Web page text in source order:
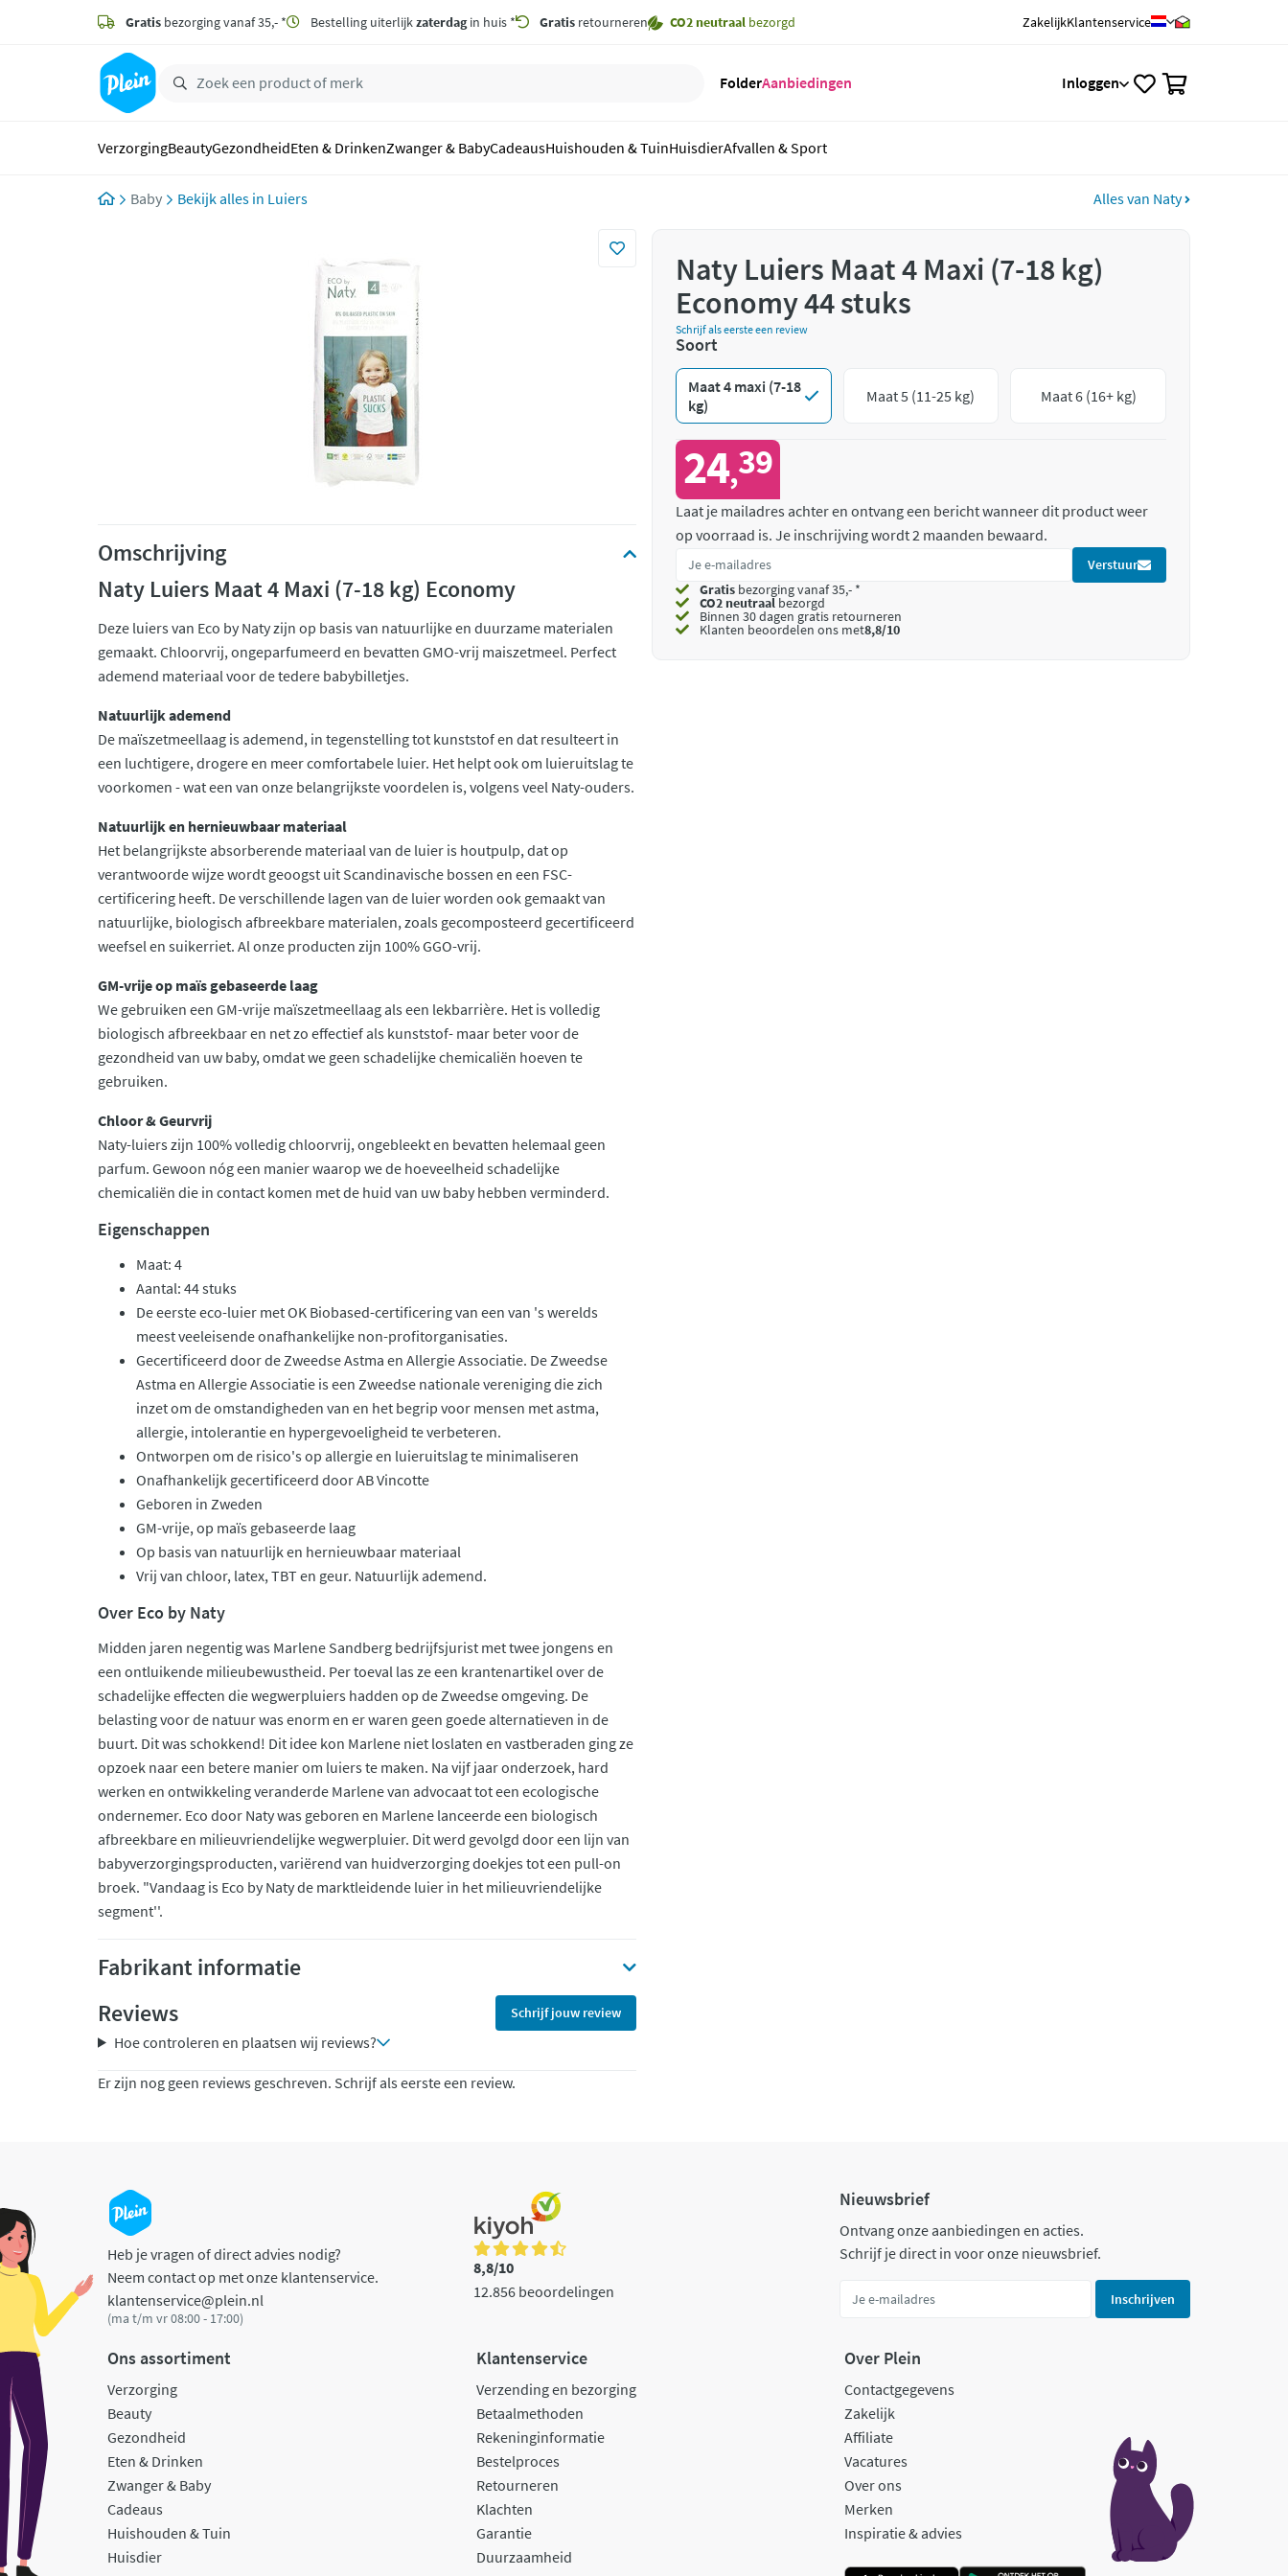
zoeken
hoofdinhoud
Gratis bezorging vanaf 35,- * Bestelling uiterlijkzaterdagin huis * Gratis retourneren CO2 neutraal bezorgd ZakelijkKlantenservice
FolderAanbiedingen Inloggen
VerzorgingBeautyGezondheidEten & DrinkenZwanger & BabyCadeausHuishouden & TuinHuisdierAfvallen & Sport
Baby Luiers Alles van Naty
Omschrijving
Naty Luiers Maat 4 Maxi (7-18 kg) Economy
Deze luiers van Eco by Naty zijn op basis van natuurlijke en duurzame materialen
gemaakt. Chloorvrij, ongeparfumeerd en bevatten GMO-vrij maiszetmeel. Perfect
ademend materiaal voor de tedere babybilletjes.
Natuurlijk ademend
De maïszetmeellaag is ademend, in tegenstelling tot kunststof en dat resulteert in
een luchtigere, drogere en meer comfortabele luier. Het helpt ook om luieruitslag te
voorkomen - wat een van onze belangrijkste voordelen is, volgens veel Naty-ouders.
Natuurlijk en hernieuwbaar materiaal
Het belangrijkste absorberende materiaal van de luier is houtpulp, dat op
verantwoorde wijze wordt geoogst uit Scandinavische bossen en een FSC-
certificering heeft. De verschillende lagen van de luier worden ook gemaakt van
natuurlijke, biologisch afbreekbare materialen, zoals gecomposteerd gecertificeerd
weefsel en suikerriet. Al onze producten zijn 100% GGO-vrij.
GM-vrije op maïs gebaseerde laag
We gebruiken een GM-vrije maïszetmeellaag als een lekbarrière. Het is volledig
biologisch afbreekbaar en net zo effectief als kunststof- maar beter voor de
gezondheid van uw baby, omdat we geen schadelijke chemicaliën hoeven te
gebruiken.
Chloor & Geurvrij
Naty-luiers zijn 100% volledig chloorvrij, ongebleekt en bevatten helemaal geen
parfum. Gewoon nóg een manier waarop we de hoeveelheid schadelijke
chemicaliën die in contact komen met de huid van uw baby hebben verminderd.
Eigenschappen
Maat: 4
Aantal: 44 stuks
De eerste eco-luier met OK Biobased-certificering van een van 's werelds
meest veeleisende onafhankelijke non-profitorganisaties.
Gecertificeerd door de Zweedse Astma en Allergie Associatie. De Zweedse
Astma en Allergie Associatie is een Zweedse nationale vereniging die zich
inzet om de omstandigheden van en het begrip voor mensen met astma,
allergie, intolerantie en hypergevoeligheid te verbeteren.
Ontworpen om de risico's op allergie en luieruitslag te minimaliseren
Onafhankelijk gecertificeerd door AB Vincotte
Geboren in Zweden
GM-vrije, op maïs gebaseerde laag
Op basis van natuurlijk en hernieuwbaar materiaal
Vrij van chloor, latex, TBT en geur. Natuurlijk ademend.
Over Eco by Naty
Midden jaren negentig was Marlene Sandberg bedrijfsjurist met twee jongens en
een ontluikende milieubewustheid. Per toeval las ze een krantenartikel over de
schadelijke effecten die wegwerpluiers hadden op de Zweedse omgeving. De
belasting voor de natuur was enorm en er waren geen goede alternatieven in de
buurt. Dit was schokkend! Dit idee kon Marlene niet loslaten en vastberaden ging ze
opzoek naar een betere manier om luiers te maken. Na vijf jaar onderzoek, hard
werken en ontwikkeling veranderde Marlene van advocaat tot een ecologische
ondernemer. Eco door Naty was geboren en Marlene lanceerde een biologisch
afbreekbare en milieuvriendelijke wegwerpluier. Dit werd gevolgd door een lijn van
babyverzorgingsproducten, variërend van huidverzorging doekjes tot een pull-on
broek. "Vandaag is Eco by Naty de marktleidende luier in het milieuvriendelijke
segment''.
Fabrikant informatie
Reviews
Schrijf jouw review
Hoe controleren en plaatsen wij reviews?
Er zijn nog geen reviews geschreven. Schrijf als eerste een review.
Naty Luiers Maat 4 Maxi (7-18 kg)
Economy 44 stuks
Schrijf als eerste een review
Soort
Maat 4 maxi (7-18
kg)
Maat 5 (11-25 kg) Maat 6 (16+ kg)
24,39
Laat je mailadres achter en ontvang een bericht wanneer dit product weer
op voorraad is. Je inschrijving wordt 2 maanden bewaard.
Verstuur
Gratis bezorging vanaf 35,- *
CO2 neutraalbezorgd
Binnen 30 dagen gratis retourneren
Klanten beoordelen ons met8,8/10
Heb je vragen of direct advies nodig?
Neem contact op met onze klantenservice.
klantenservice@plein.nl
(ma t/m vr 08:00 - 17:00)
8,8/10
12.856 beoordelingen
Nieuwsbrief
Ontvang onze aanbiedingen en acties.
Schrijf je direct in voor onze nieuwsbrief.
Inschrijven
Ons assortiment
Verzorging
Beauty
Gezondheid
Eten & Drinken
Zwanger & Baby
Cadeaus
Huishouden & Tuin
Huisdier
Klantenservice
Verzending en bezorging
Betaalmethoden
Rekeninginformatie
Bestelproces
Retourneren
Klachten
Garantie
Duurzaamheid
Over Plein
Contactgegevens
Zakelijk
Affiliate
Vacatures
Over ons
Merken
Inspiratie & advies